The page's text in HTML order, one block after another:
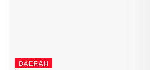
DAERAH